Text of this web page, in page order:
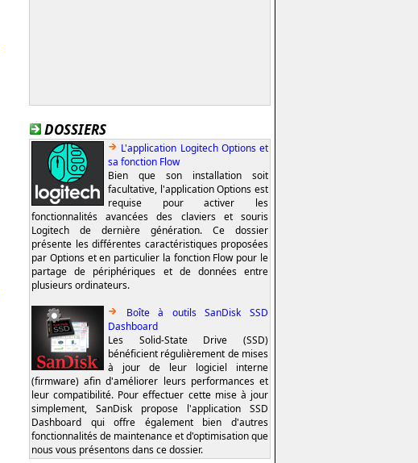
DOSSIERS
L'application Logitech Options et
sa fonction Flow
Bien que son installation soit
facultative, l'application Options est
requise pour activer les
fonctionnalités avancées des claviers et souris
Logitech de dernière génération. Ce dossier
présente les différentes caractéristiques proposées
par Options et en particulier la fonction Flow pour le
partage de périphériques et de données entre
plusieurs ordinateurs.
Boîte à outils SanDisk SSD
Dashboard
Les Solid-State Drive (SSD)
bénéficient régulièrement de mises
à jour de leur logiciel interne
(firmware) afin d'améliorer leurs performances et
leur compatibilité. Pour effectuer cette mise à jour
simplement, SanDisk propose l'application SSD
Dashboard qui offre également bien d'autres
fonctionnalités de maintenance et d'optimisation que
nous vous présentons dans ce dossier.